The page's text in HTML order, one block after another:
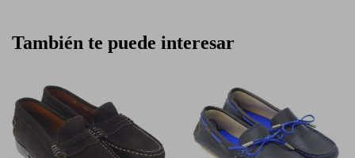
También te puede interesar